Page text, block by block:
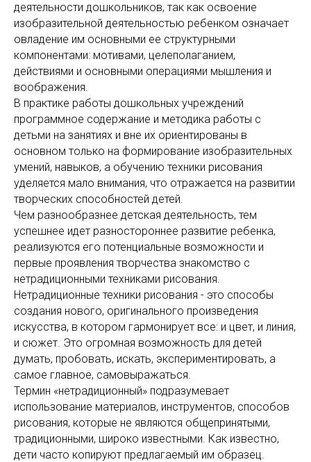
деятельности дошкольников, так как освоение
изобразительной деятельностью ребенком означает
овладение им основными ее структурными
компонентами: мотивами, целеполаганием,
действиями и основными операциями мышления и
воображения.
В практике работы дошкольных учреждений
программное содержание и методика работы с
детьми на занятиях и вне их ориентированы в
основном только на формирование изобразительных
умений, навыков, а обучению техники рисования
уделяется мало внимания, что отражается на развитии
творческих способностей детей.
Чем разнообразнее детская деятельность, тем
успешнее идет разностороннее развитие ребенка,
реализуются его потенциальные возможности и
первые проявления творчества знакомство с
нетрадиционными техниками рисования.
Нетрадиционные техники рисования - это способы
создания нового, оригинального произведения
искусства, в котором гармонирует все: и цвет, и линия,
и сюжет. Это огромная возможность для детей
думать, пробовать, искать, экспериментировать, а
самое главное, самовыражаться.
Термин «нетрадиционный» подразумевает
использование материалов, инструментов, способов
рисования, которые не являются общепринятыми,
традиционными, широко известными. Как известно,
дети часто копируют предлагаемый им образец.